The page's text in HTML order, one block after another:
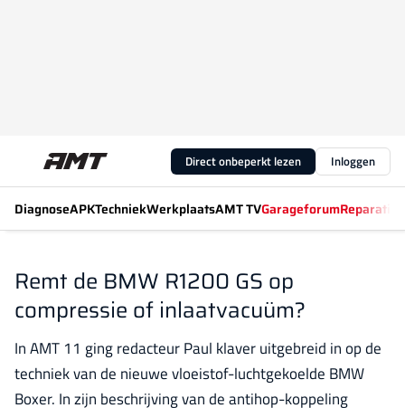
Direct onbeperkt lezen Inloggen
DiagnoseAPKTechniekWerkplaatsAMT TVGarageforum
Remt de BMW R1200 GS op
compressie of inlaatvacuüm?
In AMT 11 ging redacteur Paul klaver uitgebreid in op de
techniek van de nieuwe vloeistof-luchtgekoelde BMW
Boxer. In zijn beschrijving van de antihop-koppeling